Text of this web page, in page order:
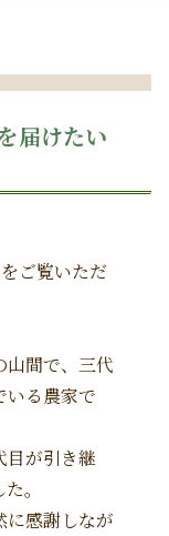
届けたい
ご覧いただ
山間で、三代
いる農家で
目が引き継
。
に感謝しなが